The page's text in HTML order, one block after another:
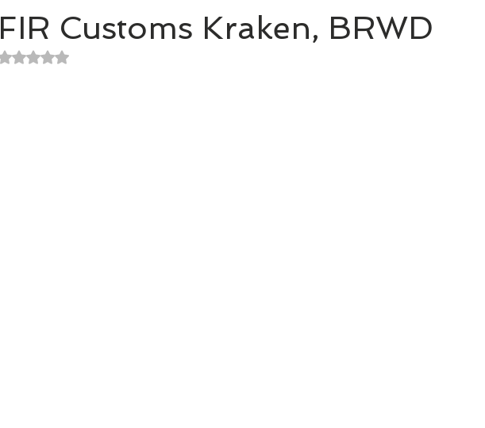
FIR Customs Kraken, BRWD
Оценка: не число из 5 звезд.